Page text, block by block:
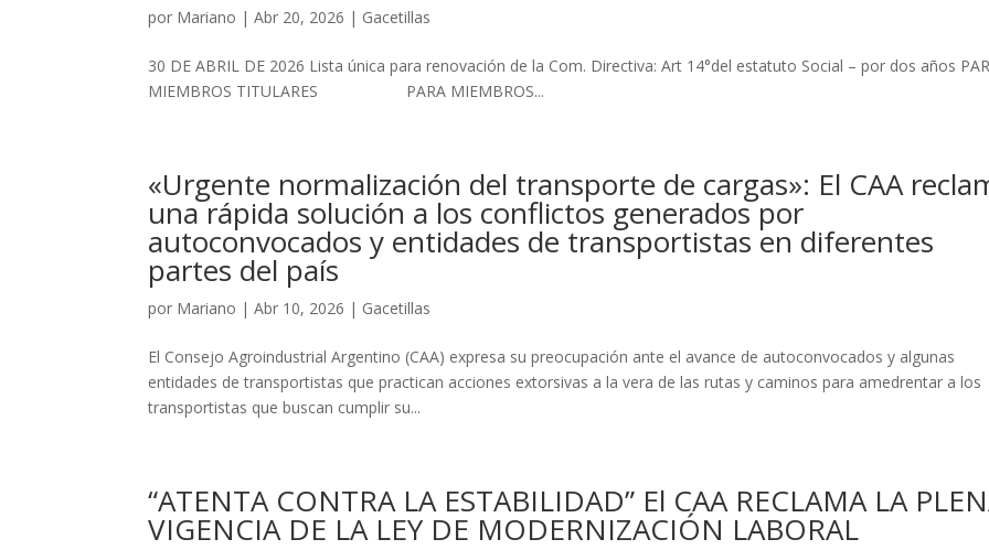
por Mariano |Abr 20, 2026 | Gacetillas
30 DE ABRIL DE 2026 Lista única para renovación de la Com. Directiva: Art 14°del estatuto Social – por dos años
MIEMBROS TITULARES PARA MIEMBROS...
«Urgente normalización del transporte de cargas»: El CAA
una rápida solución a los conflictos generados por
autoconvocados y entidades de transportistas en diferentes
partes del país
por Mariano |Abr 10, 2026 | Gacetillas
El Consejo Agroindustrial Argentino (CAA) expresa su preocupación ante el avance de autoconvocados y algunas
entidades de transportistas que practican acciones extorsivas a la vera de las rutas y caminos para amedrentar a los
transportistas que buscan cumplir su...
“ATENTA CONTRA LA ESTABILIDAD” El CAA RECLAMA LA
VIGENCIA DE LA LEY DE MODERNIZACIÓN LABORAL